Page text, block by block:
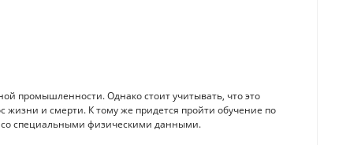
промышленности. Однако стоит учитывать, что это
жизни и смерти. К тому же придется пройти обучение по
со специальными физическими данными.